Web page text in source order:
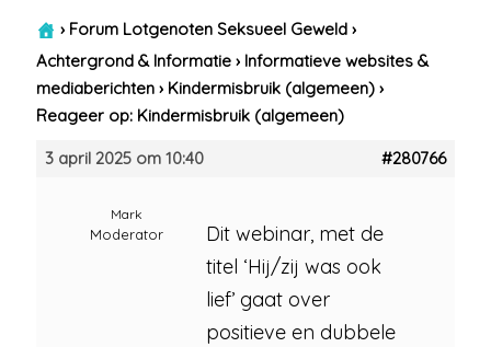
› Forum Lotgenoten Seksueel Geweld ›
Achtergrond & Informatie › Informatieve websites &
mediaberichten › Kindermisbruik (algemeen) ›
Reageer op: Kindermisbruik (algemeen)
3 april 2025 om 10:40 #280766
Mark
Moderator
Dit webinar, met de
titel ‘Hij/zij was ook
lief’ gaat over
positieve en dubbele